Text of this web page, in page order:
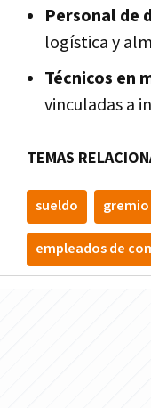
Personal de
logística y
Técnicos en
vinculadas a
TEMAS
sueldo gremio
empleados de